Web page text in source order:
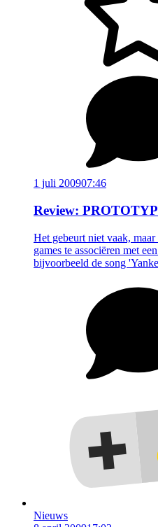
1 juli 200907:46
Review:
Het gebeurt niet vaak,
games te associëren met
bijvoorbeeld de song
Nieuws